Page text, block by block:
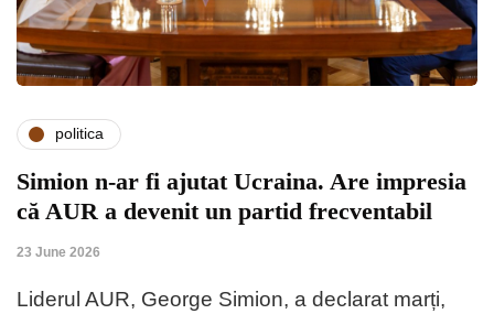
politica
Simion n-ar fi ajutat Ucraina. Are impresia
că AUR a devenit un partid frecventabil
23 June 2026
Liderul AUR, George Simion, a declarat marți,